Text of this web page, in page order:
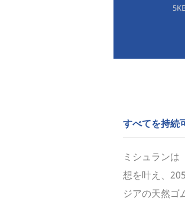
すべてを持続
ミシュラン
想を叶え、
ジアの天然ゴ